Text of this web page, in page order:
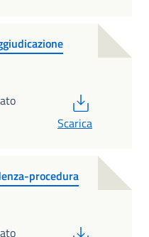
Scarica
procedura